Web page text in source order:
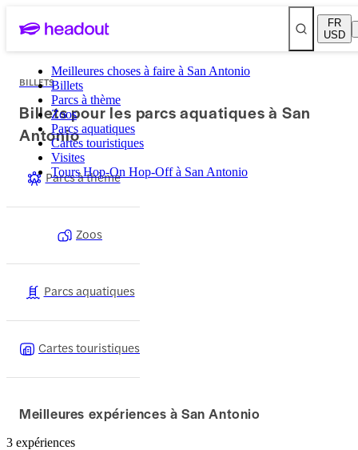
FR
USD
Meilleures choses à faire à San Antonio
Billets
Parcs à thème
Zoos
Parcs aquatiques
Cartes touristiques
Visites
Tours Hop-On Hop-Off à San Antonio
BILLETS
Billets pour les parcs aquatiques à San
Antonio
Parcs à thème
Zoos
Parcs aquatiques
Cartes touristiques
Meilleures expériences à San Antonio
3 expériences